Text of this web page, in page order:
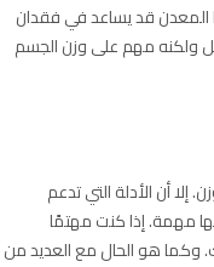
المعدن قد يساعد في فقدان
ولكنه مهم على وزن الجسم
أن الأدلة التي تدعم
مهمة. إذا كنت مهتمًا
وكما هو الحال مع العديد من